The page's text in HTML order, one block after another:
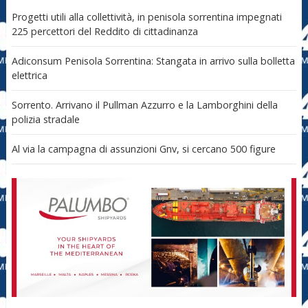
Progetti utili alla collettività, in penisola sorrentina impegnati
225 percettori del Reddito di cittadinanza
Adiconsum Penisola Sorrentina: Stangata in arrivo sulla bolletta
elettrica
Sorrento. Arrivano il Pullman Azzurro e la Lamborghini della
polizia stradale
Al via la campagna di assunzioni Gnv, si cercano 500 figure